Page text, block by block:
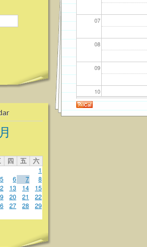
四 五
六
1
5 6 7
8
13 14
15
20 21
22
27 28
29
07
08
09
10
11